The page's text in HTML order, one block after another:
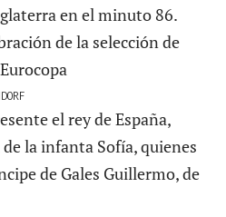
en el minuto 86.
el rey de España,
la infanta Sofía, quienes
de Gales Guillermo, de